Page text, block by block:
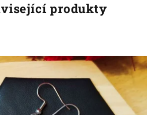
produkty